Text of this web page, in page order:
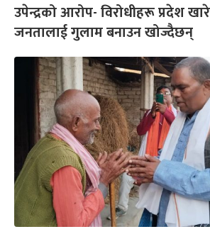
उपेन्द्रको आरोप- विरोधीहरू प्रदेश
जनतालाई गुलाम बनाउन खोज्दैछन्